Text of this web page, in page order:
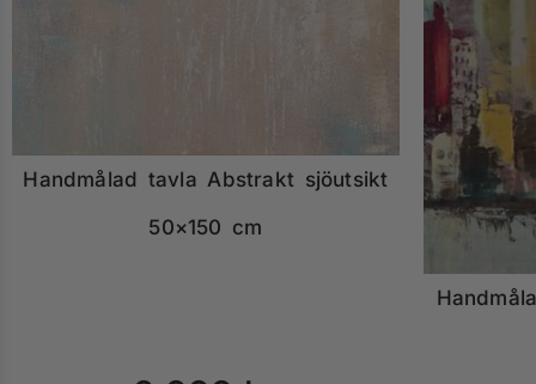
Handmålad tavla Abstrakt sjöutsikt
50×150 cm